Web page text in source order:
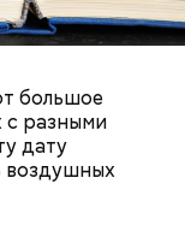
большое
с разными
дату
воздушных
на знак
«08.08». В
лекции
проводят
в США в
со сливками.
малину со
этих
в магазине
со своими